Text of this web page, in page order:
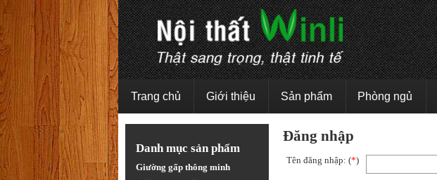
Trang chủ Giới thiệu Sản phẩm Phòng ngủ
Danh mục sản phẩm
Giường gấp thông minh
Đăng nhập
Tên đăng nhập: (*)